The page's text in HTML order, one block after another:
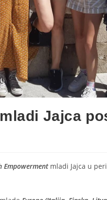
Jajca
Empowermentmladi Jajca u